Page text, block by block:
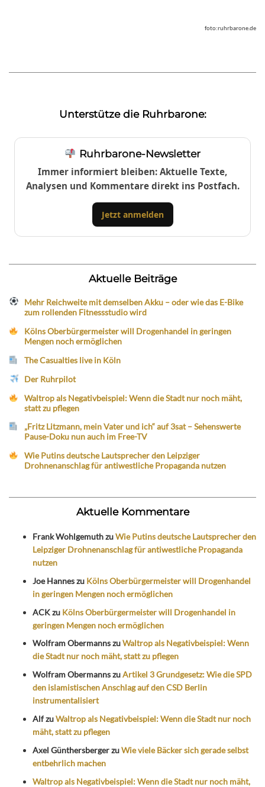
foto:ruhrbarone.de
Unterstütze die Ruhrbarone:
Ruhrbarone-Newsletter
Immer informiert bleiben: Aktuelle Texte,
Analysen und Kommentare direkt ins Postfach.
Jetzt anmelden
Aktuelle Beiträge
Mehr Reichweite mit demselben Akku – oder wie das E-Bike
zum rollenden Fitnessstudio wird
Kölns Oberbürgermeister will Drogenhandel in geringen
Mengen noch ermöglichen
The Casualties live in Köln
Der Ruhrpilot
Waltrop als Negativbeispiel: Wenn die Stadt nur noch mäht,
statt zu pflegen
„Fritz Litzmann, mein Vater und ich“ auf 3sat – Sehenswerte
Pause-Doku nun auch im Free-TV
Wie Putins deutsche Lautsprecher den Leipziger
Drohnenanschlag für antiwestliche Propaganda nutzen
Aktuelle Kommentare
Frank WohlgemuthzuWie Putins deutsche Lautsprecher den
Leipziger Drohnenanschlag für antiwestliche Propaganda
nutzen
Joe Hanneszu Kölns Oberbürgermeister will Drogenhandel
in geringen Mengen noch ermöglichen
ACKzu Kölns Oberbürgermeister will Drogenhandel in
geringen Mengen noch ermöglichen
Wolfram ObermannszuWaltrop als Negativbeispiel: Wenn
die Stadt nur noch mäht, statt zu pflegen
Wolfram ObermannszuArtikel 3 Grundgesetz: Wie die SPD
den islamistischen Anschlag auf den CSD Berlin
instrumentalisiert
AlfzuWaltrop als Negativbeispiel: Wenn die Stadt nur noch
mäht, statt zu pflegen
Axel GünthersbergerzuWie viele Bäcker sich gerade selbst
entbehrlich machen
Waltrop als Negativbeispiel: Wenn die Stadt nur noch mäht,